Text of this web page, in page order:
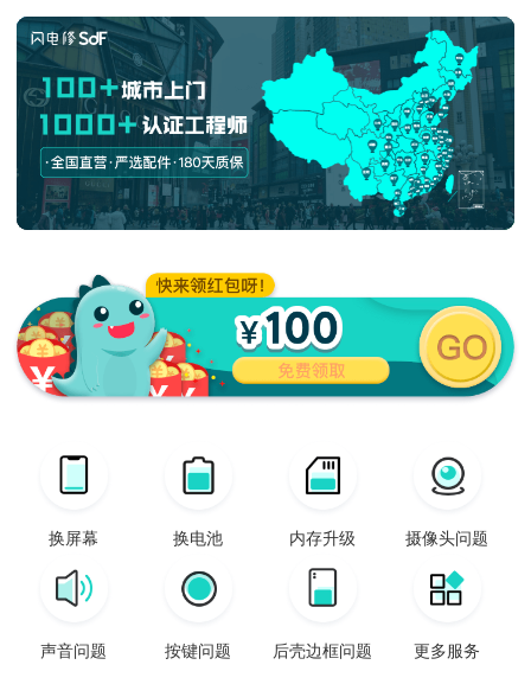
换屏幕 换电池 内存升级 摄像头问题
声音问题 按键问题 后壳边框问题 更多服务